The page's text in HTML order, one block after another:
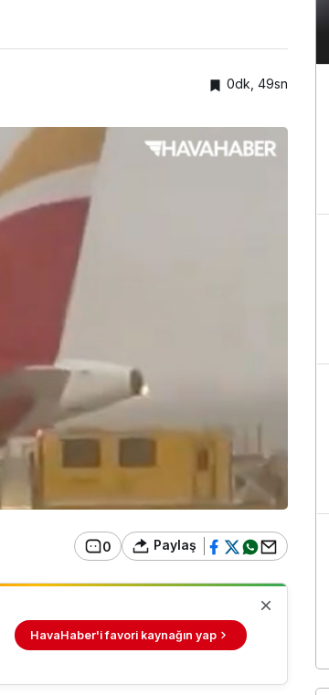
0dk, 49sn
0 Paylaş
HavaHaber'i favori kaynağın yap